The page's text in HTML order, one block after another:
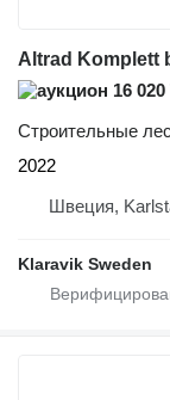
Altrad Komplett
16
Строительные
2022
Швеция,
Klaravik Sweden